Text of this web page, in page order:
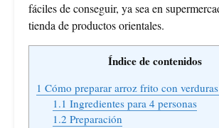
fáciles de conseguir, ya sea en
tienda de productos orientales.
Índice de contenidos
1 Cómo preparar arroz frito con
1.1 Ingredientes para 4 personas
1.2 Preparación